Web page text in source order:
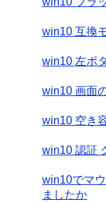
win10 互換
win10 左ボ
win10 画面
win10 空き
win10 認証
win10でマ
ましたか